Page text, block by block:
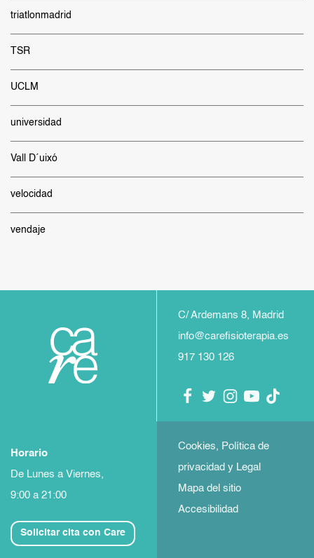
triatlonmadrid
TSR
UCLM
universidad
Vall D´uixó
velocidad
vendaje
C/ Ardemans 8, Madrid
info@carefisioterapia.es
917 130 126
Horario
De Lunes a Viernes,
9:00 a 21:00
Solicitar cita con Care
Cookies, Política de
privacidad y Legal
Mapa del sitio
Accesibilidad